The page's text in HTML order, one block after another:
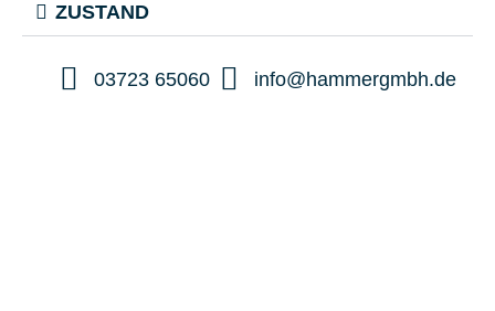
ZUSTAND
03723 65060 info@hammergmbh.de